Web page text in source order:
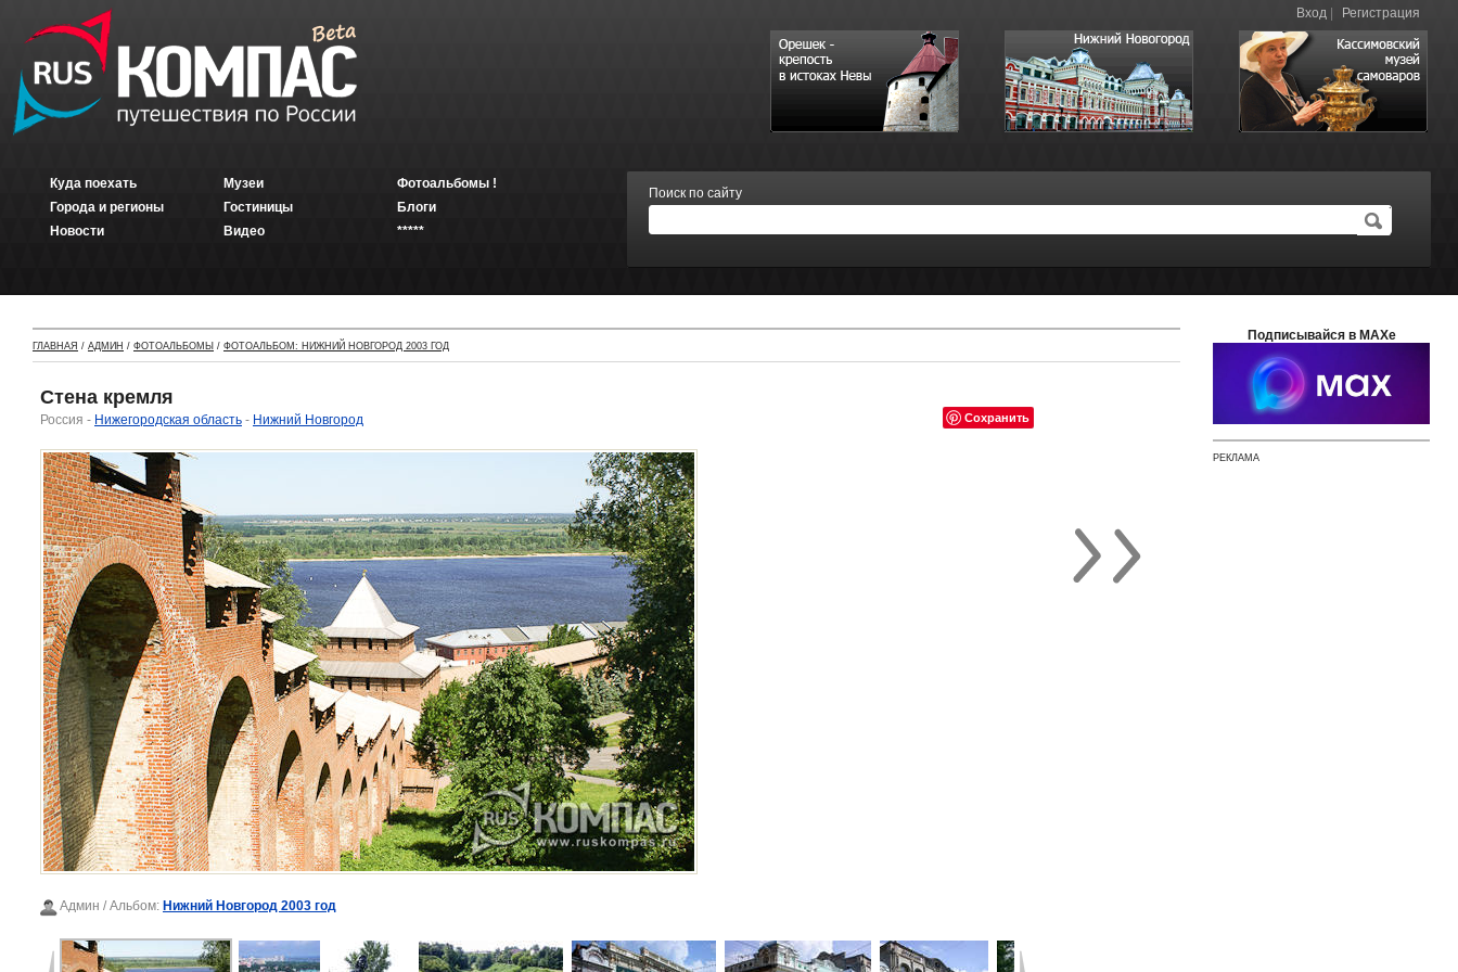
Вход Регистрация
Куда поехать
Города и регионы
Новости
Музеи
Гостиницы
Видео
Фотоальбомы !
Блоги
*****
Поиск по сайту
ГЛАВНАЯ / АДМИН / ФОТОАЛЬБОМЫ / ФОТОАЛЬБОМ: НИЖНИЙ НОВГОРОД 2003 ГОД
Стена кремля
Сохранить
Россия - Нижегородская область - Нижний Новгород
Админ / Альбом: Нижний Новгород 2003 год
Подписывайся в MAXе
РЕКЛАМА